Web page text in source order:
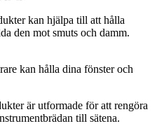
kan hjälpa till att hålla
den mot smuts och damm.
kan hålla dina fönster och
är utformade för att rengöra
till sätena.